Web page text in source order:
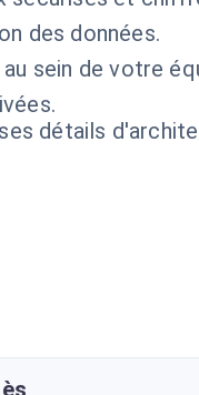
des données.
sein de votre
détails